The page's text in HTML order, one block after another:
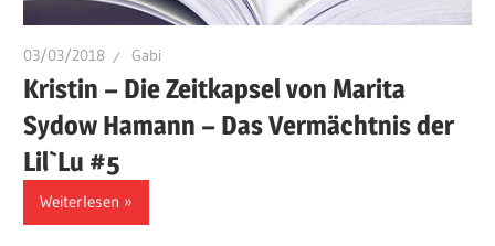
03/03/2018 Gabi
Kristin – Die Zeitkapsel von Marita
Sydow Hamann – Das Vermächtnis der
Lil`Lu #5
Weiterlesen